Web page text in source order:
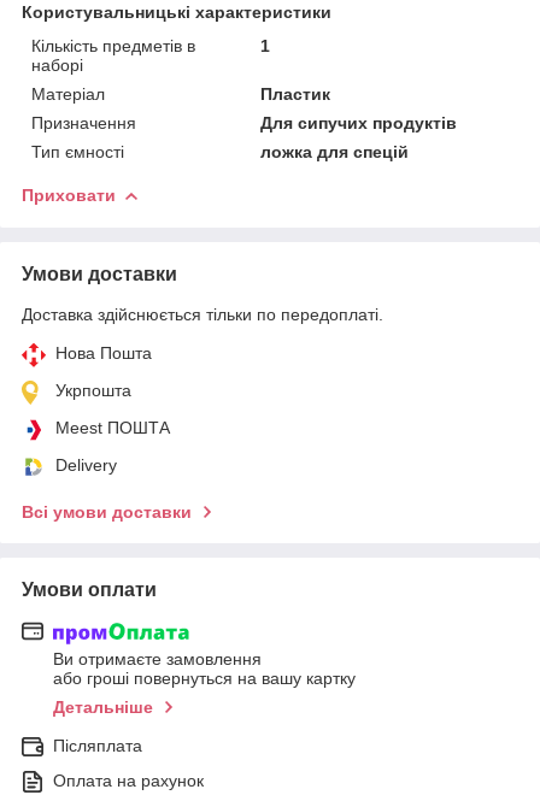
Користувальницькі характеристики
Кількість предметів в
наборі
1
Матеріал
Пластик
Призначення
Для сипучих продуктів
Тип ємності
ложка для спецій
Приховати
Умови доставки
Доставка здійснюється тільки по передоплаті.
Нова Пошта
Укрпошта
Meest ПОШТА
Delivery
Всі умови доставки
Умови оплати
Ви отримаєте замовлення
або гроші повернуться на вашу картку
Детальніше
Післяплата
Оплата на рахунок